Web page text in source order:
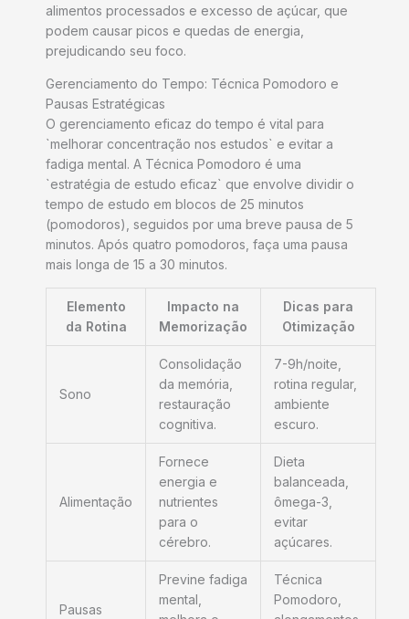
alimentos processados e excesso de açúcar, que
podem causar picos e quedas de energia,
prejudicando seu foco.
Gerenciamento do Tempo: Técnica Pomodoro e
Pausas Estratégicas
O gerenciamento eficaz do tempo é vital para
`melhorar concentração nos estudos` e evitar a
fadiga mental. A Técnica Pomodoro é uma
`estratégia de estudo eficaz` que envolve dividir o
tempo de estudo em blocos de 25 minutos
(pomodoros), seguidos por uma breve pausa de 5
minutos. Após quatro pomodoros, faça uma pausa
mais longa de 15 a 30 minutos.
Elemento
da Rotina
Impacto na
Memorização
Dicas para
Otimização
Sono
Consolidação
da memória,
restauração
cognitiva.
7-9h/noite,
rotina regular,
ambiente
escuro.
Alimentação
Fornece
energia e
nutrientes
para o
cérebro.
Dieta
balanceada,
ômega-3,
evitar
açúcares.
Pausas
Previne fadiga
mental,
Técnica
Pomodoro,